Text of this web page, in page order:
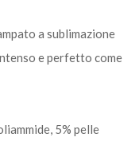
a sublimazione
e perfetto come
5% pelle